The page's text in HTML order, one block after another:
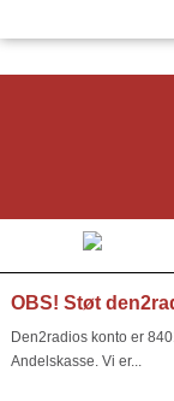
OBS! Støt
Den2radios konto er
Andelskasse. Vi er...